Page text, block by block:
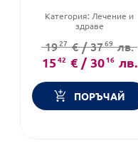
Категория: Лечение и
здраве
възрастни/деца
Приложение:
орално
1927 € / 3769 лв.
1542 € / 3016 лв.
ПОРЪЧАЙ